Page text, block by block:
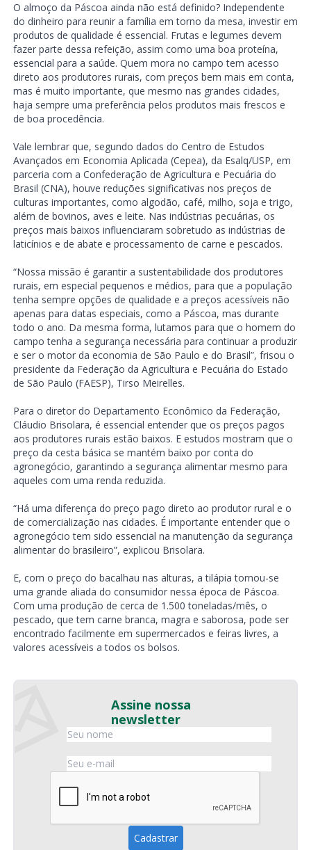
O almoço da Páscoa ainda não está definido? Independente
do dinheiro para reunir a família em torno da mesa, investir em
produtos de qualidade é essencial. Frutas e legumes devem
fazer parte dessa refeição, assim como uma boa proteína,
essencial para a saúde. Quem mora no campo tem acesso
direto aos produtores rurais, com preços bem mais em conta,
mas é muito importante, que mesmo nas grandes cidades,
haja sempre uma preferência pelos produtos mais frescos e
de boa procedência.
Vale lembrar que, segundo dados do Centro de Estudos
Avançados em Economia Aplicada (Cepea), da Esalq/USP, em
parceria com a Confederação de Agricultura e Pecuária do
Brasil (CNA), houve reduções significativas nos preços de
culturas importantes, como algodão, café, milho, soja e trigo,
além de bovinos, aves e leite. Nas indústrias pecuárias, os
preços mais baixos influenciaram sobretudo as indústrias de
laticínios e de abate e processamento de carne e pescados.
“Nossa missão é garantir a sustentabilidade dos produtores
rurais, em especial pequenos e médios, para que a população
tenha sempre opções de qualidade e a preços acessíveis não
apenas para datas especiais, como a Páscoa, mas durante
todo o ano. Da mesma forma, lutamos para que o homem do
campo tenha a segurança necessária para continuar a produzir
e ser o motor da economia de São Paulo e do Brasil”, frisou o
presidente da Federação da Agricultura e Pecuária do Estado
de São Paulo (FAESP), Tirso Meirelles.
Para o diretor do Departamento Econômico da Federação,
Cláudio Brisolara, é essencial entender que os preços pagos
aos produtores rurais estão baixos. E estudos mostram que o
preço da cesta básica se mantém baixo por conta do
agronegócio, garantindo a segurança alimentar mesmo para
aqueles com uma renda reduzida.
“Há uma diferença do preço pago direto ao produtor rural e o
de comercialização nas cidades. É importante entender que o
agronegócio tem sido essencial na manutenção da segurança
alimentar do brasileiro”, explicou Brisolara.
E, com o preço do bacalhau nas alturas, a tilápia tornou-se
uma grande aliada do consumidor nessa época de Páscoa.
Com uma produção de cerca de 1.500 toneladas/mês, o
pescado, que tem carne branca, magra e saborosa, pode ser
encontrado facilmente em supermercados e feiras livres, a
valores acessíveis a todos os bolsos.
Assine nossa
newsletter